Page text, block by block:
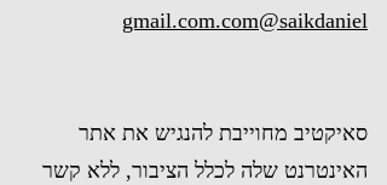
gmail.com.com@saikdaniel
סאיקטיב מחוייבת להנגיש את אתר
האינטרנט שלה לכלל הציבור, ללא קשר